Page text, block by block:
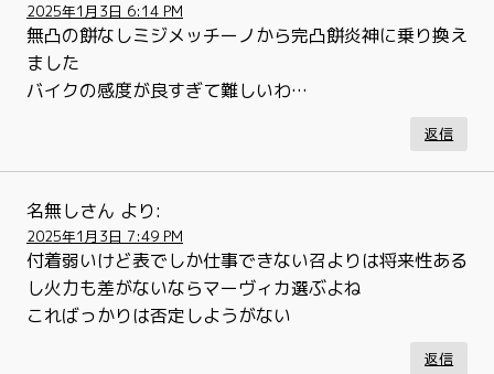
2025年1月3日 6:14 PM
無凸の餅なしミジメッチーノから完凸餅炎神に乗り換え
ました
バイクの感度が良すぎて難しいわ…
返信
名無しさん より:
2025年1月3日 7:49 PM
付着弱いけど表でしか仕事できない召よりは将来性ある
し火力も差がないならマーヴィカ選ぶよね
こればっかりは否定しようがない
返信